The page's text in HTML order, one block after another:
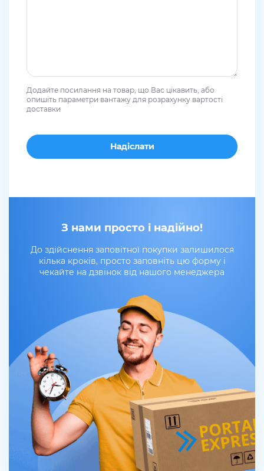
З нами просто і надійно!
До здійснення заповітної покупки залишилося
кілька кроків, просто заповніть цю форму і
чекайте на дзвінок від нашого менеджера
Додайте посилання на товар, що Вас цікавить, або
опишіть параметри вантажу для розрахунку вартості
доставки